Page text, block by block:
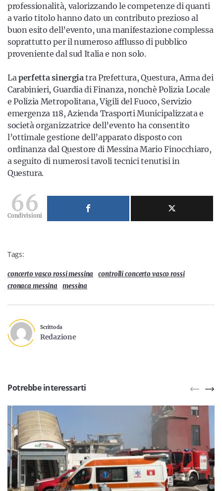
professionalità, valorizzando le competenze di quanti
a vario titolo hanno dato un contributo prezioso al
buon esito dell’evento, una manifestazione complessa
soprattutto per il numeroso afflusso di pubblico
proveniente dal sud Italia e non solo.
Laperfetta sinergia tra Prefettura, Questura, Arma dei
Carabinieri, Guardia di Finanza, nonchè Polizia Locale
e Polizia Metropolitana, Vigili del Fuoco, Servizio
emergenza 118, Azienda Trasporti Municipalizzata e
società organizzatrice dell’evento ha consentito
l’ottimale gestione dell’apparato disposto con
ordinanza dal Questore di Messina Mario Finocchiaro,
a seguito di numerosi tavoli tecnici tenutisi in
Questura.
66
Condivisioni
Tags:
concerto vasco rossi messina
controlli concerto vasco rossi
cronaca messina messina
Scritto da
Redazione
Potrebbe interessarti